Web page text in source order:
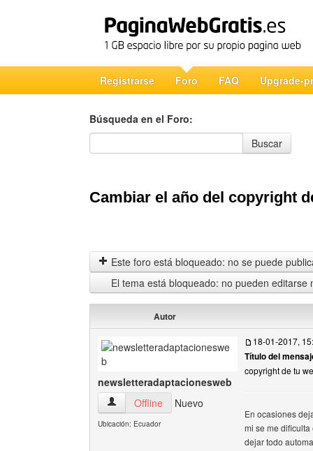
Registrarse Foro FAQ Upgrade-
Búsqueda en el Foro:
Búsqueda en el Foro
Buscar
Cambiar el año del copyright
Este foro está bloqueado: no se puede
El tema está bloqueado: no pueden editarse
Autor
newsletteradaptacionesweb
newsletteradaptacionesweb Ver perfil del
Offline Nuevo
Ubicación: Ecuador
18-01-2017,
Título del
copyright de tu
En ocasiones
mi se me
dejar todo